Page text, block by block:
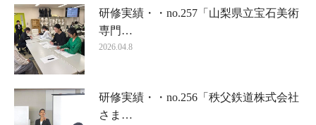
研修実績・・no.257「山梨県立宝石美術
専門…
2026.04.8
研修実績・・no.256「秩父鉄道株式会社
さま…